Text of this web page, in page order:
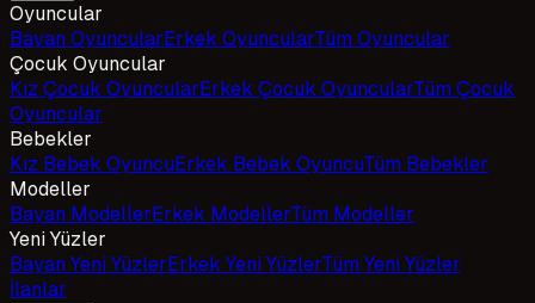
Oyuncular
Bayan OyuncularErkek OyuncularTüm Oyuncular
Çocuk Oyuncular
Kız Çocuk OyuncularErkek Çocuk OyuncularTüm Çocuk
Oyuncular
Bebekler
Kız Bebek OyuncuErkek Bebek OyuncuTüm Bebekler
Modeller
Bayan ModellerErkek ModellerTüm Modeller
Yeni Yüzler
Bayan Yeni YüzlerErkek Yeni YüzlerTüm Yeni Yüzler
İlanlar